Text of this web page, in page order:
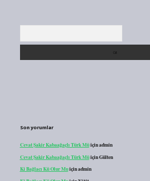
Son yorumlar
Cevat Şakir Kabaağaçlı Türk Müiçinadmin
Cevat Şakir Kabaağaçlı Türk MüiçinGülten
Ki Bağlacı Kü Olur Muiçinadmin